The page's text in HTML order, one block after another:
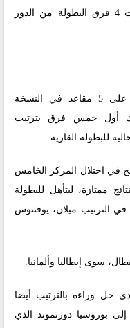
لكن الطليان لم يستغلوا ذلك حتى ودعت 4 فرق البطولة من الدور
سمحت النتائج الجيدة لإيطاليا بالحصول على 5 مقاعد في النسخة
أول خمس فرق بترتيب
للبطولة القارية.
في احتلال المركز الخامس
ممتازة، ليتأهل للبطولة
في الترتيب ميلان، يوفنتوس
سوى إيطاليا وألمانيا.
حل وراءه بالترتيب أيضا
بوروسيا دورتموند الذي